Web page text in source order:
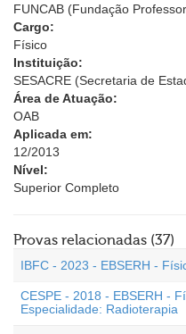
FUNCAB (Fundação
Cargo:
Físico
Instituição:
SESACRE (Secretaria de
Área de Atuação:
OAB
Aplicada em:
12/2013
Nível:
Superior Completo
Provas relacionadas (37)
IBFC - 2023 - EBSERH -
CESPE - 2018 - EBSERH -
Especialidade: Radioterapia